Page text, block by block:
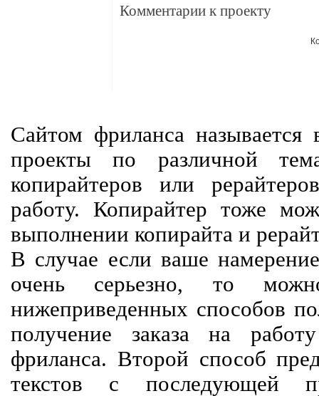
Комментарии к проекту
Сайтом фриланса называется
проекты по различной
копирайтеров или
работу. Копирайтер тоже
выполнении копирайта и
В случае если ваше
очень серьезно, то
нижеприведенных способов
получение заказа на
фриланса. Второй способ
текстов с последующей